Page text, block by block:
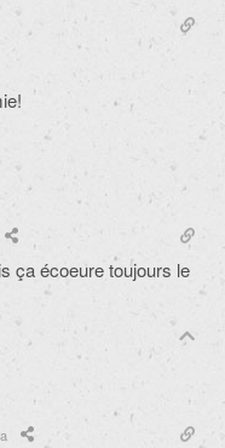
ça écoeure toujours le